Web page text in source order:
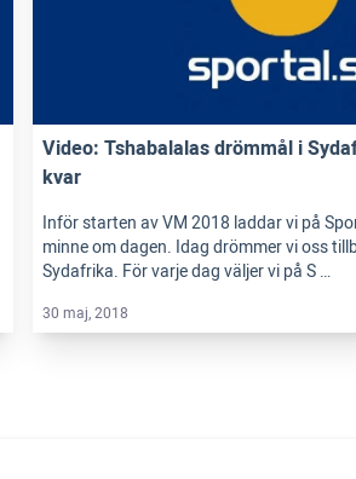
Video: Tshabalalas drömmål i
kvar
Inför starten av VM 2018 laddar vi på
minne om dagen. Idag drömmer vi oss
Sydafrika. För varje dag väljer vi på S …
30 maj, 2018